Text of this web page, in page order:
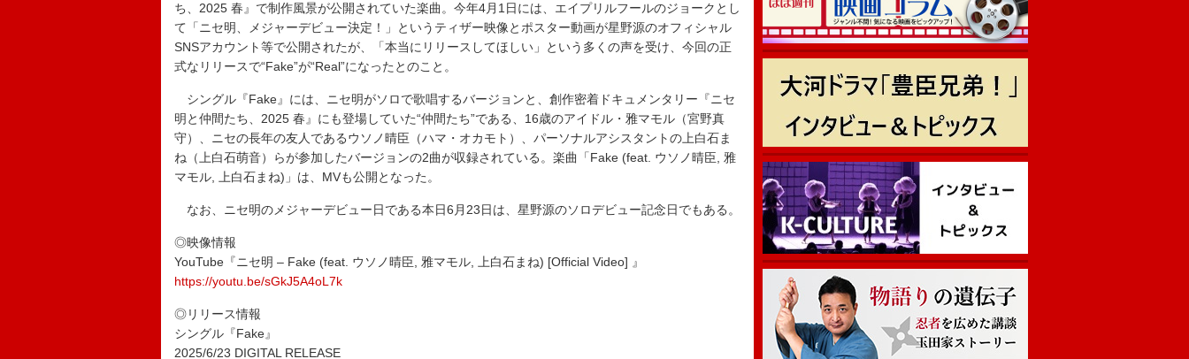
ち、2025 春』で制作風景が公開されていた楽曲。今年4月1日には、エイプリルフールのジョークとし
て「ニセ明、メジャーデビュー決定！」というティザー映像とポスター動画が星野源のオフィシャル
SNSアカウント等で公開されたが、「本当にリリースしてほしい」という多くの声を受け、今回の正
式なリリースで“Fake”が“Real”になったとのこと。
シングル『Fake』には、ニセ明がソロで歌唱するバージョンと、創作密着ドキュメンタリー『ニセ
明と仲間たち、2025 春』にも登場していた“仲間たち”である、16歳のアイドル・雅マモル（宮野真
守）、ニセの長年の友人であるウソノ晴臣（ハマ・オカモト）、パーソナルアシスタントの上白石ま
ね（上白石萌音）らが参加したバージョンの2曲が収録されている。楽曲「Fake (feat. ウソノ晴臣, 雅
マモル, 上白石まね)」は、MVも公開となった。
なお、ニセ明のメジャーデビュー日である本日6月23日は、星野源のソロデビュー記念日でもある。
◎映像情報
YouTube『ニセ明 – Fake (feat. ウソノ晴臣, 雅マモル, 上白石まね) [Official Video] 』
https://youtu.be/sGkJ5A4oL7k
◎リリース情報
シングル『Fake』
2025/6/23 DIGITAL RELEASE